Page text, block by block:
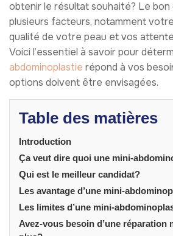
obtenir le résultat souhaité? Le bon
plusieurs facteurs, notamment
qualité de votre peau et vos
Voici l’essentiel à savoir pour
abdominoplastie répond à vos
options doivent être envisagées.
Table des matières
Introduction
Ça veut dire quoi une mini-
Qui est le meilleur candidat?
Les avantage d’une mini-
Les limites d’une mini-
Avez-vous besoin d’une réparation